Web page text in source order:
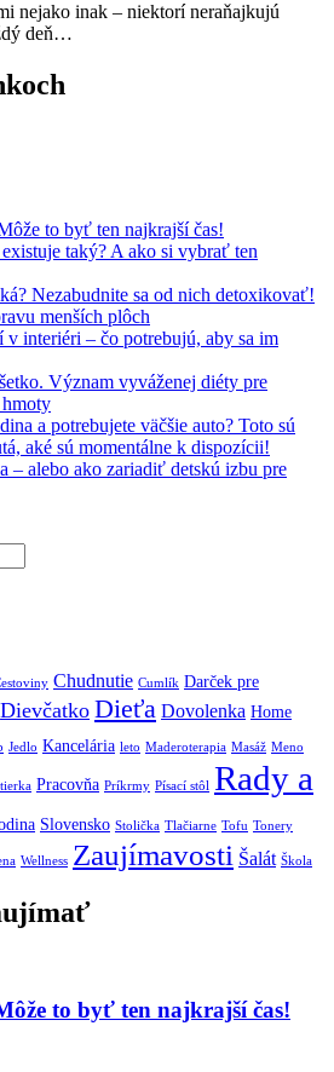
nejako inak – niektorí neraňajkujú
deň…
to byť ten najkrajší čas!
taký? A ako si vybrať ten
Nezabudnite sa od nich detoxikovať!
menších plôch
v interiéri – čo potrebujú, aby sa im
Význam vyváženej diéty pre
a potrebujete väčšie auto? Toto sú
aké sú momentálne k dispozícii!
– alebo ako zariadiť detskú izbu pre
Chudnutie Cumlík Darček pre
Dievčatko Dieťa Dovolenka Home
Jedlo Kancelária leto Maderoterapia Masáž Meno
Pracovňa Príkrmy Písací stôl Rady a
Slovensko Stolička Tlačiarne Tofu Tonery
Wellness Zaujímavosti Šalát Škola
to byť ten najkrajší čas!